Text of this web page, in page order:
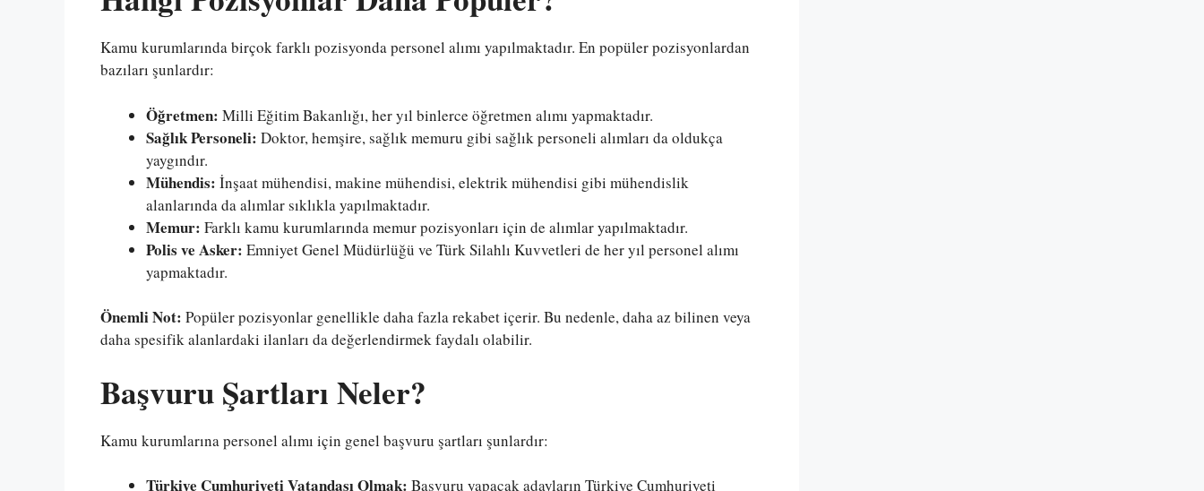
Kamu kurumlarında birçok farklı pozisyonda personel alımı yapılmaktadır. En popüler pozisyonlardan
bazıları şunlardır:
Öğretmen: Milli Eğitim Bakanlığı, her yıl binlerce öğretmen alımı yapmaktadır.
Sağlık Personeli: Doktor, hemşire, sağlık memuru gibi sağlık personeli alımları da oldukça
yaygındır.
Mühendis: İnşaat mühendisi, makine mühendisi, elektrik mühendisi gibi mühendislik
alanlarında da alımlar sıklıkla yapılmaktadır.
Memur: Farklı kamu kurumlarında memur pozisyonları için de alımlar yapılmaktadır.
Polis ve Asker: Emniyet Genel Müdürlüğü ve Türk Silahlı Kuvvetleri de her yıl personel alımı
yapmaktadır.
Önemli Not: Popüler pozisyonlar genellikle daha fazla rekabet içerir. Bu nedenle, daha az bilinen veya
daha spesifik alanlardaki ilanları da değerlendirmek faydalı olabilir.
Başvuru Şartları Neler?
Kamu kurumlarına personel alımı için genel başvuru şartları şunlardır:
Türkiye Cumhuriyeti Vatandaşı Olmak: Başvuru yapacak adayların Türkiye Cumhuriyeti